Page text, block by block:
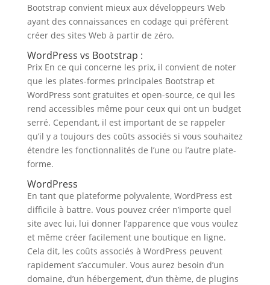
Bootstrap convient mieux aux développeurs Web
ayant des connaissances en codage qui préfèrent
créer des sites Web à partir de zéro.
WordPress vs Bootstrap :
Prix En ce qui concerne les prix, il convient de noter
que les plates-formes principales Bootstrap et
WordPress sont gratuites et open-source, ce qui les
rend accessibles même pour ceux qui ont un budget
serré. Cependant, il est important de se rappeler
qu’il y a toujours des coûts associés si vous souhaitez
étendre les fonctionnalités de l’une ou l’autre plate-
forme.
WordPress
En tant que plateforme polyvalente, WordPress est
difficile à battre. Vous pouvez créer n’importe quel
site avec lui, lui donner l’apparence que vous voulez
et même créer facilement une boutique en ligne.
Cela dit, les coûts associés à WordPress peuvent
rapidement s’accumuler. Vous aurez besoin d’un
domaine, d’un hébergement, d’un thème, de plugins